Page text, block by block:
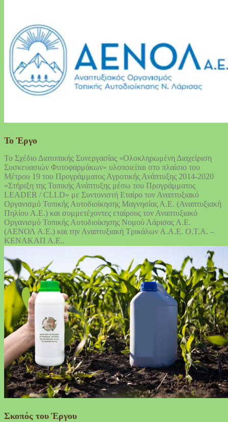
Το Έργο
Το Σχέδιο Διατοπικής Συνεργασίας «Ολοκληρωμένη Διαχείριση
Συσκευασιών Φυτοφαρμάκων» υλοποιείται στο πλαίσιο του
Μέτρου 19 του Προγράμματος Αγροτικής Ανάπτυξης 2014-2020
«Στήριξη της Τοπικής Ανάπτυξης μέσω του Προγράμματος
LEADER / CLLD» με Συντονιστή Εταίρο τον Αναπτυξιακό
Οργανισμό Τοπικής Αυτοδιοίκησης Μαγνησίας Α.Ε. (Αναπτυξιακή
Πηλίου Α.Ε.) και συμμετέχοντες εταίρους τον Αναπτυξιακό
Οργανισμό Τοπικής Αυτοδιοίκησης Νομού Λάρισας Α.Ε.
(ΑΕΝΟΛ Α.Ε.) και την Αναπτυξιακή Τρικάλων Α.Α.Ε. Ο.Τ.Α. –
ΚΕΝΑΚΑΠ Α.Ε..
Σκοπός του Έργου